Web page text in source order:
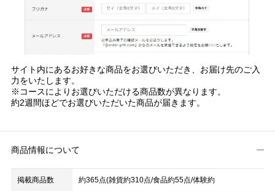
サイト内にあるお好きな商品をお選びいただき、お届け先のご入
力をいたします。
※コースによりお選びいただける商品数が異なります。
約2週間ほどでお選びいただいた商品が届きます。
商品情報について
掲載商品数 約365点(雑貨約310点/食品約55点/体験約